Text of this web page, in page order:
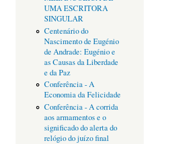
UMA ESCRITORA
SINGULAR
Centenário do
Nascimento de Eugénio
de Andrade: Eugénio e
as Causas da Liberdade
e da Paz
Conferência - A
Economia da Felicidade
Conferência - A corrida
aos armamentos e o
significado do alerta do
relógio do juízo final